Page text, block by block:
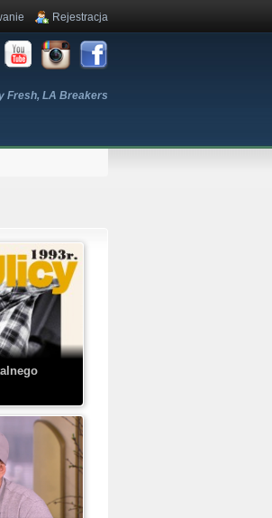
Fresh, LA Breakers
Rejestracja